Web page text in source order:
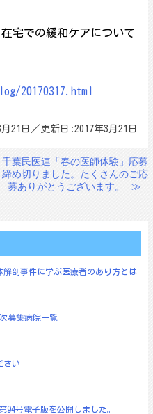
宅での緩和ケアについて
20170317.html
21日／更新日:2017年3月21日
千葉民医連「春の医師体験」応募
締め切りました。たくさんのご応
募ありがとうございます。
≫
剖事件に学ぶ医療者のあり方とは
募集病院一覧
さい
94号電子版を公開しました。